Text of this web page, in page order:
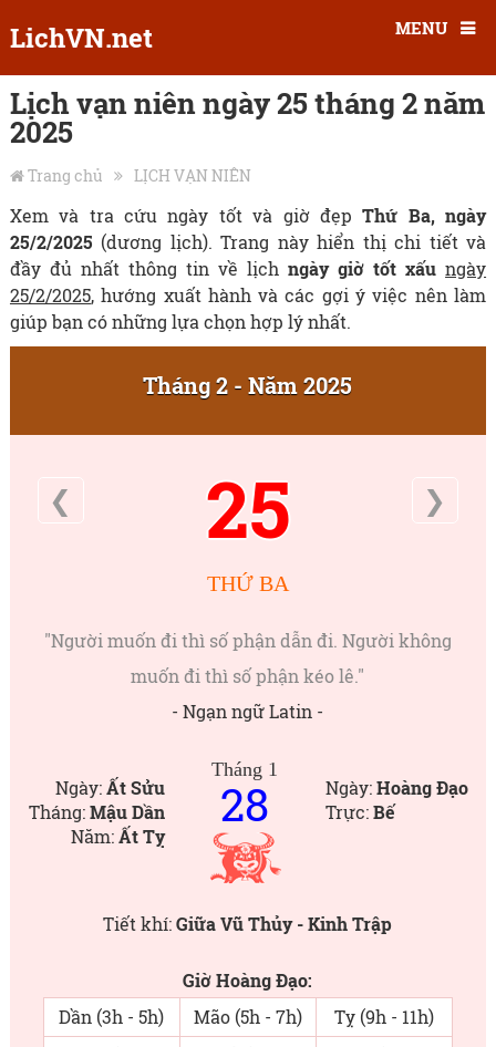
LichVN.net MENU
Lịch vạn niên ngày 25 tháng 2 năm
2025
Trang chủ LỊCH VẠN NIÊN
Xem và tra cứu ngày tốt và giờ đẹpThứ Ba, ngày
25/2/2025 (dương lịch). Trang này hiển thị chi tiết và
đầy đủ nhất thông tin về lịchngày giờ tốt xấu ngày
25/2/2025, hướng xuất hành và các gợi ý việc nên làm
giúp bạn có những lựa chọn hợp lý nhất.
Tháng 2 - Năm 2025
❮ 25 ❯
THỨ BA
"Người muốn đi thì số phận dẫn đi. Người không
muốn đi thì số phận kéo lê."
- Ngạn ngữ Latin -
Ngày:Ất Sửu
Tháng:Mậu Dần
Năm:Ất Tỵ
Tháng 1
28 Ngày:Hoàng Đạo
Trực:Bế
Tiết khí:Giữa Vũ Thủy - Kinh Trập
Giờ Hoàng Đạo:
Dần (3h - 5h)
Mão (5h - 7h)
Tỵ (9h - 11h)